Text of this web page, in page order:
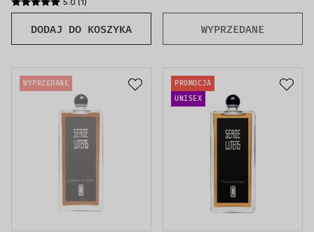
DODAJ DO KOSZYKA
5.0 (1)
WYPRZEDANE
WYPRZEDANE
PROMOCJA
UNISEX